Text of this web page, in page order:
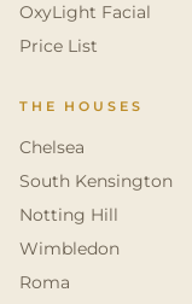
OxyLight Facial
Price List
THE HOUSES
Chelsea
South Kensington
Notting Hill
Wimbledon
Roma